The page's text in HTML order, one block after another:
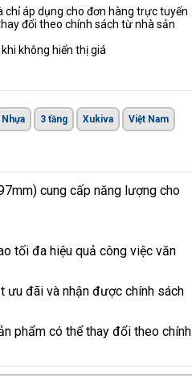
áp dụng cho đơn hàng trực tuyến
đổi theo chính sách từ nhà sản
không hiển thị giá
Nhựa 3 tầng Xukiva Việt Nam
cung cấp năng lượng cho
tối đa hiệu quả công việc văn
ưu đãi và nhận được chính sách
phẩm có thể thay đổi theo chính